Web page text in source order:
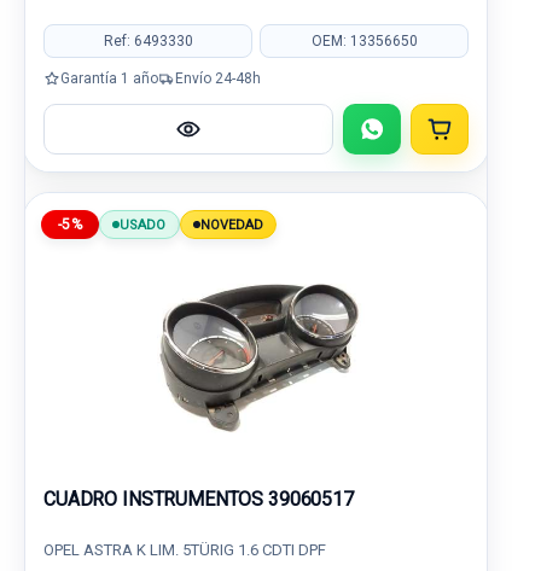
Ref: 6493330 OEM: 13356650
Garantía 1 año Envío 24-48h
-5% USADO NOVEDAD
CUADRO INSTRUMENTOS 39060517
OPEL ASTRA K LIM. 5TÜRIG 1.6 CDTI DPF